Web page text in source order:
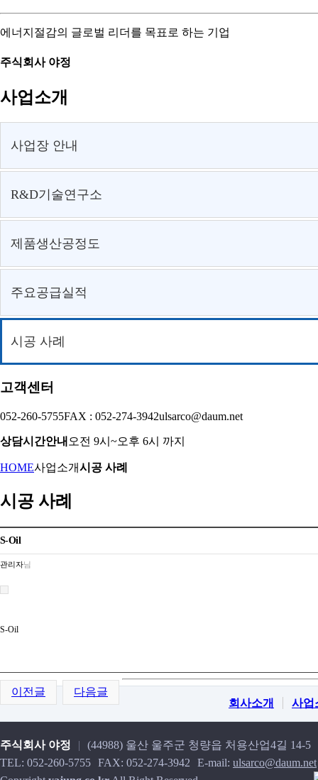
에너지절감의 글로벌 리더를 목표로 하는 기업
주식회사 야정
사업소개
사업장 안내
R&D기술연구소
제품생산공정도
주요공급실적
시공 사례
고객센터
052-260-5755FAX : 052-274-3942ulsarco@daum.net
상담시간안내 오전 9시~오후 6시 까지
HOME사업소개시공 사례
시공 사례
S-Oil
관리자님
S-Oil
이전글
다음글
회사소개
사업
주식회사 야정 |
(44988) 울산 울주군 청량읍 처용산업4길 14-5
TEL: 052-260-5755 FAX: 052-274-3942 E-mail: ulsarco@daum.net